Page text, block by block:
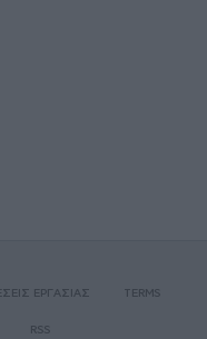
ΕΡΓΑΣΙΑΣ TERMS
RSS